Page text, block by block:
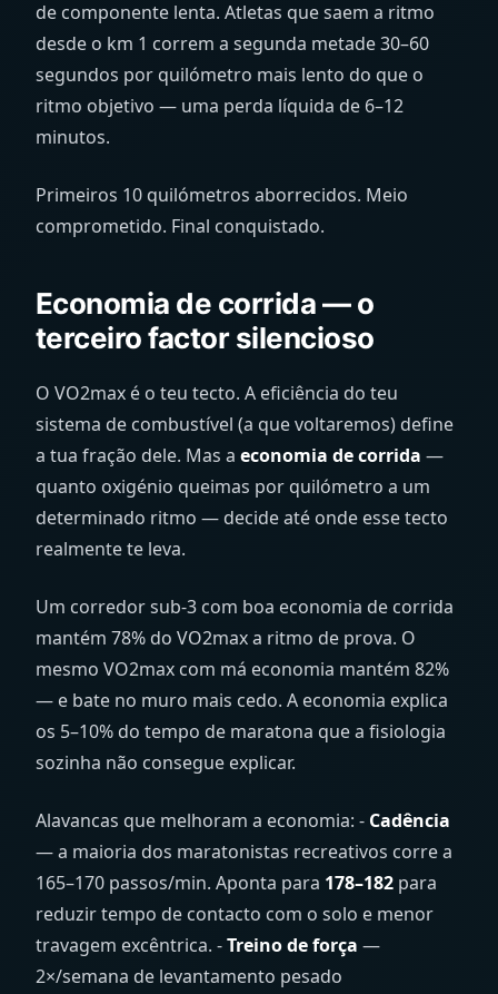
de componente lenta. Atletas que saem a ritmo
desde o km 1 correm a segunda metade 30–60
segundos por quilómetro mais lento do que o
ritmo objetivo — uma perda líquida de 6–12
minutos.
Primeiros 10 quilómetros aborrecidos. Meio
comprometido. Final conquistado.
Economia de corrida — o
terceiro factor silencioso
O VO2max é o teu tecto. A eficiência do teu
sistema de combustível (a que voltaremos) define
a tua fração dele. Mas a economia de corrida —
quanto oxigénio queimas por quilómetro a um
determinado ritmo — decide até onde esse tecto
realmente te leva.
Um corredor sub-3 com boa economia de corrida
mantém 78% do VO2max a ritmo de prova. O
mesmo VO2max com má economia mantém 82%
— e bate no muro mais cedo. A economia explica
os 5–10% do tempo de maratona que a fisiologia
sozinha não consegue explicar.
Alavancas que melhoram a economia: - Cadência
— a maioria dos maratonistas recreativos corre a
165–170 passos/min. Aponta para 178–182 para
reduzir tempo de contacto com o solo e menor
travagem excêntrica. -Treino de força —
2×/semana de levantamento pesado